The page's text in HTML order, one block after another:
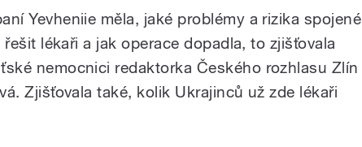
Yevheniie měla, jaké problémy a rizika spojené
lékaři a jak operace dopadla, to zjišťovala
nemocnici redaktorka Českého rozhlasu Zlín
Zjišťovala také, kolik Ukrajinců už zde lékaři